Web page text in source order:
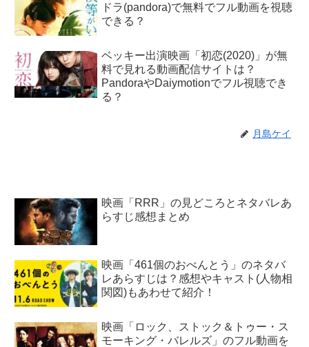
ドラ(pandora)で無料でフル動画を視聴
できる？
ベッキー出演映画「初恋(2020)」が無
料で見れる動画配信サイトは？
PandoraやDaiymotionでフル視聴でき
る？
月島ケイ
映画「RRR」の見どころとネタバレあ
らすじ感想まとめ
映画「461個のおべんとう」のネタバ
レあらすじは？感想やキャスト(人物相
関図)もあわせて紹介！
映画「ロック、ストック＆トゥー・ス
モーキング・バレルズ」のフル動画を